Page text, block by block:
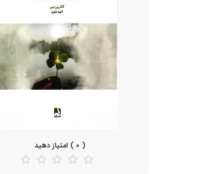
( 0 ) امتیاز دهید